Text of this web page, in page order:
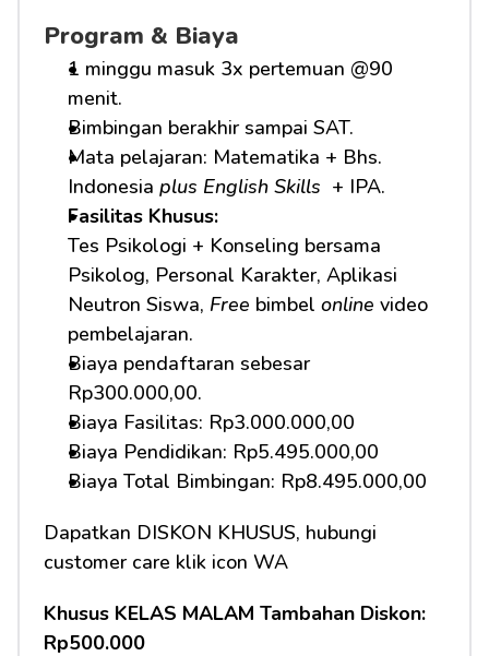
Program & Biaya
1 minggu masuk 3x pertemuan @90
menit.
Bimbingan berakhir sampai SAT.
Mata pelajaran: Matematika + Bhs.
Indonesia plus English Skills + IPA.
Fasilitas Khusus:
Tes Psikologi + Konseling bersama
Psikolog, Personal Karakter, Aplikasi
Neutron Siswa, Free bimbel online video
pembelajaran.
Biaya pendaftaran sebesar
Rp300.000,00.
Biaya Fasilitas: Rp3.000.000,00
Biaya Pendidikan: Rp5.495.000,00
Biaya Total Bimbingan: Rp8.495.000,00
Dapatkan DISKON KHUSUS, hubungi
customer care klik icon WA
Khusus KELAS MALAM Tambahan Diskon:
Rp500.000